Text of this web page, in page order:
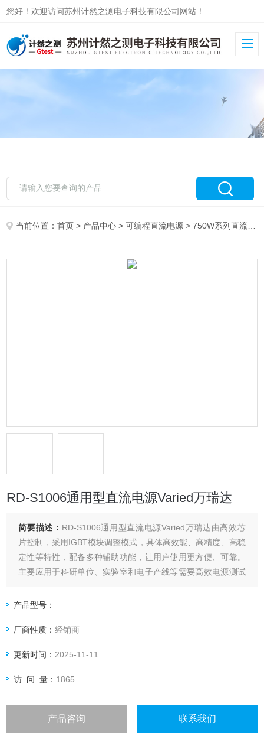
您好！欢迎访问苏州计然之测电子科技有限公司网站！
当前位置：首页 > 产品中心 >可编程直流电源 >750W系列直流电源
RD-S1006通用型直流电源Varied万瑞达
简要描述： RD-S1006通用型直流电源Varied万瑞达由高效芯
片控制，采用IGBT模块调整模式，具体高效能、高精度、高稳
定性等特性，配备多种辅助功能，让用户使用更方便、可靠。
主要应用于科研单位、实验室和电子产线等需要高效电源测试
数字直流稳压电源，直流电源供应器。
产品型号：
厂商性质：经销商
更新时间：2025-11-11
访 问 量： 1865
产品咨询 联系我们